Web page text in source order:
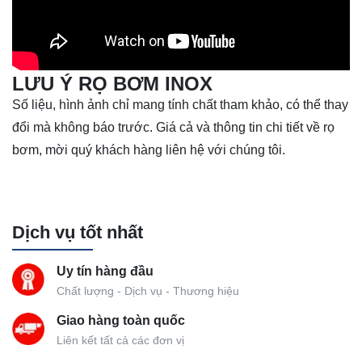
LƯU Ý RỌ BƠM INOX
Số liệu, hình ảnh chỉ mang tính chất tham khảo, có thể thay
đổi mà không báo trước. Giá cả và thông tin chi tiết về rọ
bơm, mời quý khách hàng liên hệ với chúng tôi.
Dịch vụ tốt nhất
Uy tín hàng đầu
Chất lượng - Dịch vụ - Thương hiệu
Giao hàng toàn quốc
Liên kết tất cả các đơn vị